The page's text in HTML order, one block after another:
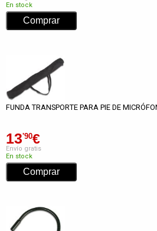
En stock
FUNDA TRANSPORTE PARA PIE DE
13'90€
Envío gratis
En stock